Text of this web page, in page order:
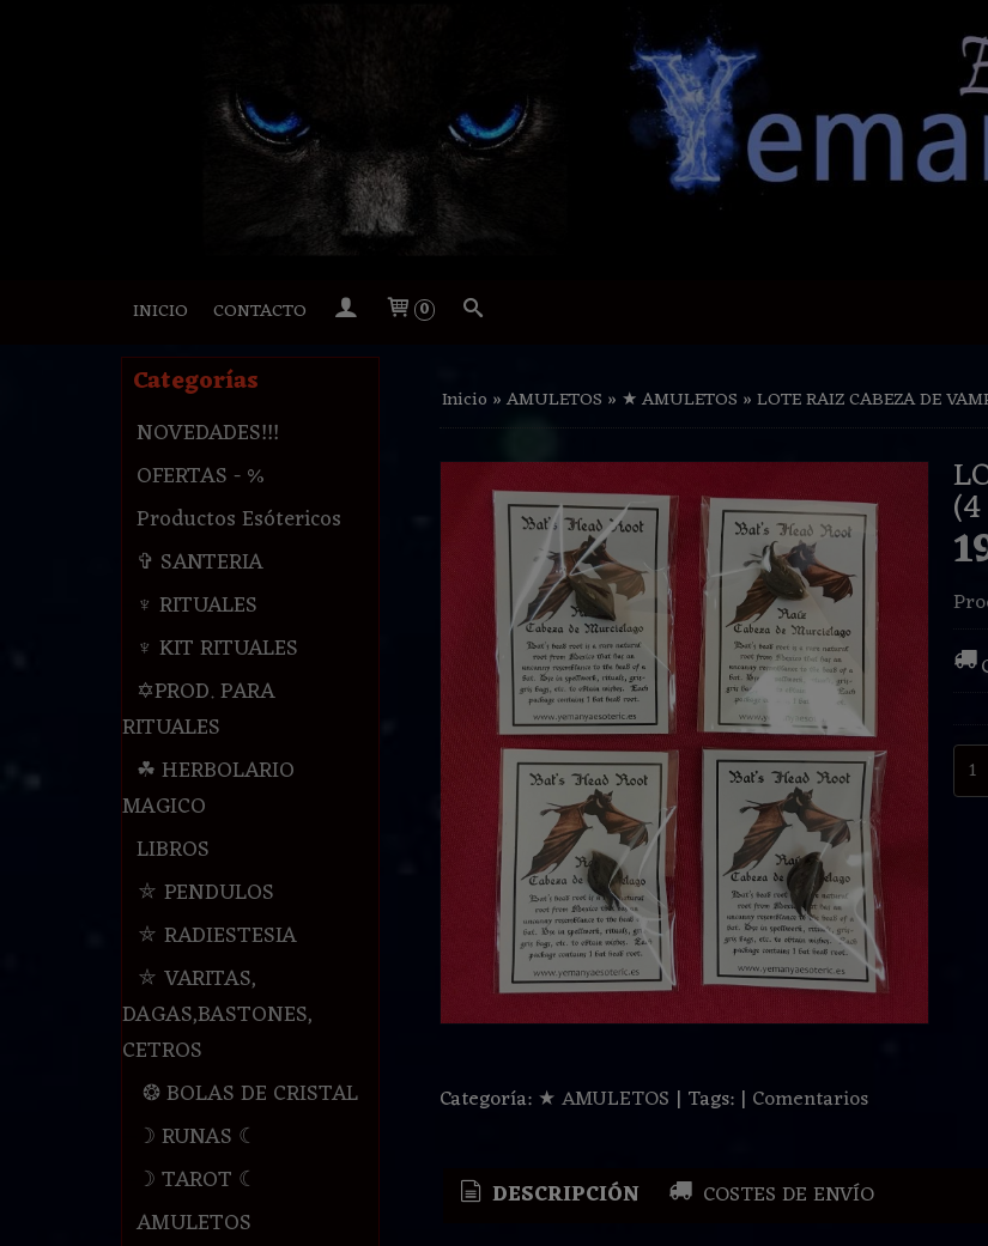
INICIO CONTACTO 0
Categorías
NOVEDADES!!!
OFERTAS - %
Productos Esótericos
✞ SANTERIA
♆ RITUALES
♆ KIT RITUALES
✡PROD. PARA
RITUALES
☘ HERBOLARIO
MAGICO
LIBROS
⛤ PENDULOS
⛤ RADIESTESIA
⛤ VARITAS,
DAGAS,BASTONES,
CETROS
❂ BOLAS DE CRISTAL
☽ RUNAS ☾
☽ TAROT ☾
AMULETOS
Inicio »AMULETOS » ★ AMULETOS »LOTE RAIZ CABEZA DE
Categoría: ★ AMULETOS | Tags: | Comentarios
DESCRIPCIÓN COSTES DE ENVÍO